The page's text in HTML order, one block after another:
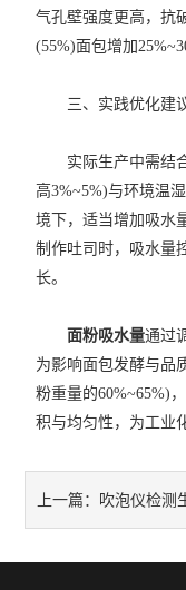
气孔壁强度更高，抗
(55%)面包增加
三、实践优化建
实际生产中需结合
高3%~5%)与环境温
境下，适当增加吸水
制作吐司时，吸水量
长。​
面粉吸水量通过
为影响面包发酵与品
粉重量的60%~65%)
积与均匀性，为工业
上一篇： 吹泡仪检测